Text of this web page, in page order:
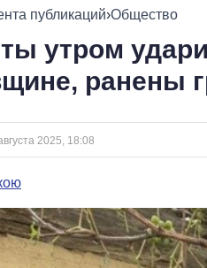
ВСЕ ПОЛИТИКИ ПРЕЗИДЕНТ И
публикаций›Общество
утром
ранены
2025, 18:08